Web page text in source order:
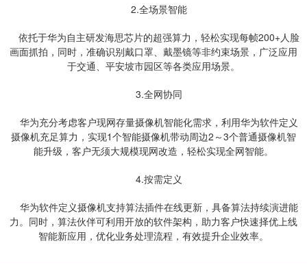
2.全场景智能
依托于华为自主研发海思芯片的超强算力，轻松实现每帧200+人脸
画面抓拍，同时，准确识别戴口罩、戴墨镜等非约束场景，广泛应用
于交通、平安坡市园区等各类应用场景。
3.全网协同
华为充分考虑客户现网存量摄像机智能化需求，利用华为软件定义
摄像机充足算力，实现1个智能摄像机带动周边2～3个普通摄像机智
能升级，客户无须大规模现网改造，轻松实现全网智能。
4.按需定义
华为软件定义摄像机支持算法插件在线更新，具备算法持续演进能
力。同时，算法伙伴可利用开放的软件架构，助力客户快速择优上线
智能新应用，优化业务处理流程，有效提升企业效率。